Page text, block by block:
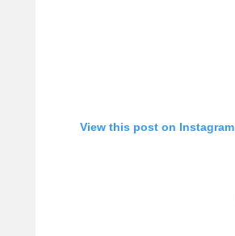
View this post on Instagram